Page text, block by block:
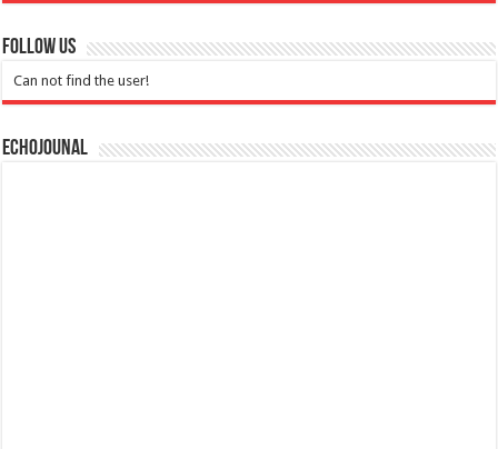
Follow Us
Can not find the user!
Echojounal